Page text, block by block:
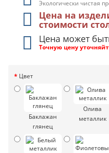
Экологически чистая
Цена на
стоимости
Цена может
Точную цену
Цвет
Баклажан
глянец
Олива
металлик